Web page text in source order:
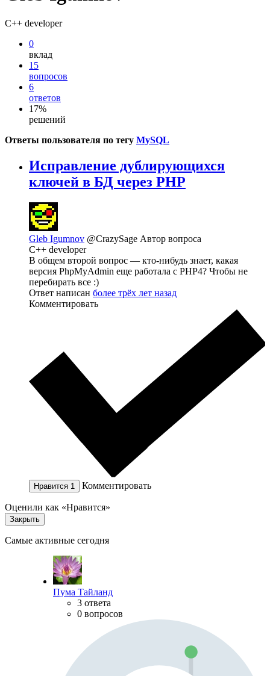
C++ developer
0
вклад
15
вопросов
6
ответов
17%
решений
Ответы пользователя по тегу MySQL
Исправление дублирующихся
ключей в БД через PHP
Gleb Igumnov @CrazySage Автор вопроса
C++ developer
В общем второй вопрос — кто-нибудь знает, какая
версия PhpMyAdmin еще работала с PHP4? Чтобы не
перебирать все :)
Ответ написан более трёх лет назад
Комментировать
Нравится 1 Комментировать
Оценили как «Нравится»
Закрыть
Самые активные сегодня
Пума Тайланд
3 ответа
0 вопросов